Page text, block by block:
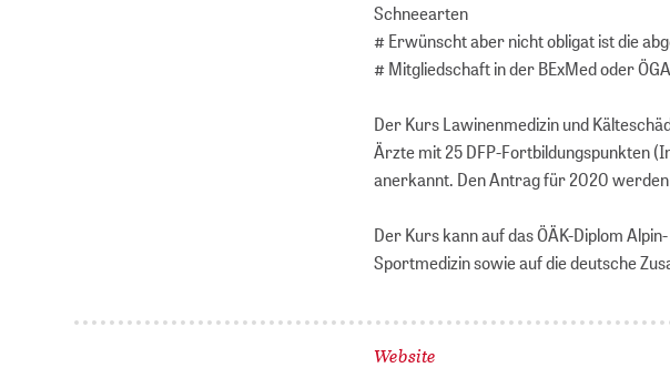
Schneearten
# Erwünscht aber nicht obligat ist die
# Mitgliedschaft in der BExMed oder
Der Kurs Lawinenmedizin und
Ärzte mit 25 DFP-Fortbildungspunkten
anerkannt. Den Antrag für 2020
Der Kurs kann auf das ÖÄK-Diplom
Sportmedizin sowie auf die deutsche
Website